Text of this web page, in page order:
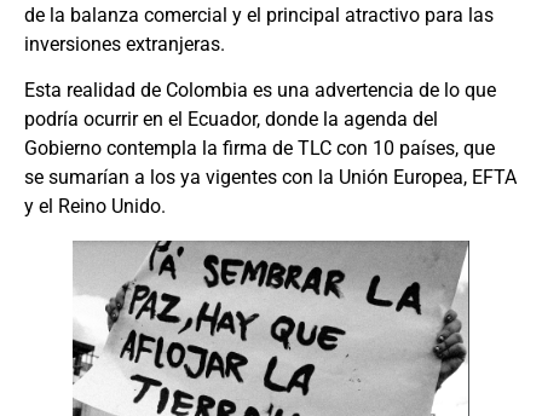
de la balanza comercial y el principal atractivo para las
inversiones extranjeras.
Esta realidad de Colombia es una advertencia de lo que
podría ocurrir en el Ecuador, donde la agenda del
Gobierno contempla la firma de TLC con 10 países, que
se sumarían a los ya vigentes con la Unión Europea, EFTA
y el Reino Unido.